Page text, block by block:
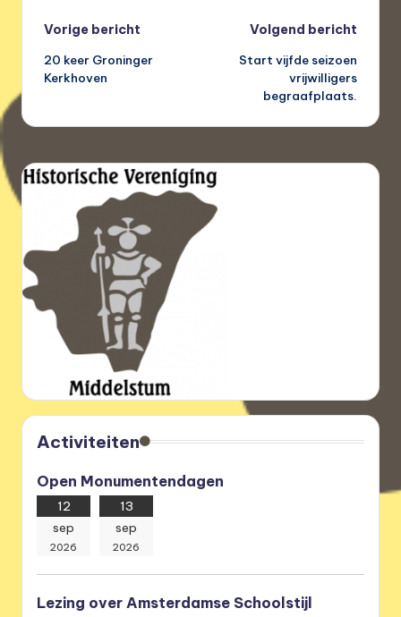
Bericht
navigatie
Vorige bericht
20 keer Groninger
Kerkhoven
Volgend bericht
Start vijfde seizoen
vrijwilligers
begraafplaats.
Activiteiten
Open Monumentendagen
12
sep
2026
13
sep
2026
Lezing over Amsterdamse Schoolstijl